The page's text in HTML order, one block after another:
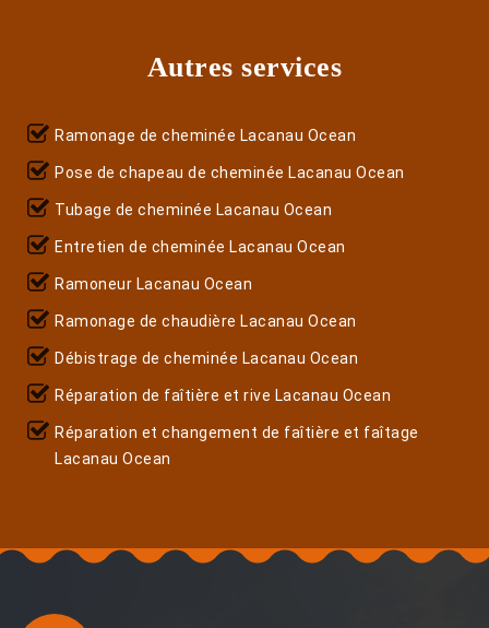
Autres services
Ramonage de cheminée Lacanau Ocean
Pose de chapeau de cheminée Lacanau Ocean
Tubage de cheminée Lacanau Ocean
Entretien de cheminée Lacanau Ocean
Ramoneur Lacanau Ocean
Ramonage de chaudière Lacanau Ocean
Débistrage de cheminée Lacanau Ocean
Réparation de faîtière et rive Lacanau Ocean
Réparation et changement de faîtière et faîtage
Lacanau Ocean